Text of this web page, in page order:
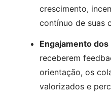
crescimento,
contínuo de suas
Engajamento
receberem
orientação, os
valorizados e